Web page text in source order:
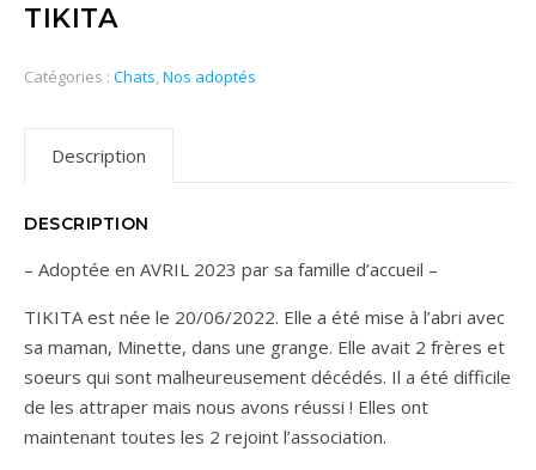
TIKITA
Catégories : Chats,Nos adoptés
Description
DESCRIPTION
– Adoptée en AVRIL 2023 par sa famille d’accueil –
TIKITA est née le 20/06/2022. Elle a été mise à l’abri avec
sa maman, Minette, dans une grange. Elle avait 2 frères et
soeurs qui sont malheureusement décédés. Il a été difficile
de les attraper mais nous avons réussi ! Elles ont
maintenant toutes les 2 rejoint l’association.